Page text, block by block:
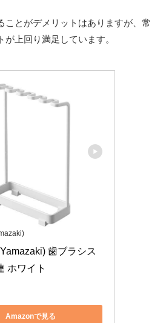
ことがデメリットはありますが、常
上回り満足しています。
歯ブラシス
ホワイト
Amazonで見る